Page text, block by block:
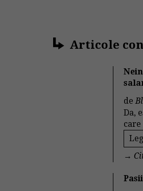
Articole
de
Da,
care
→